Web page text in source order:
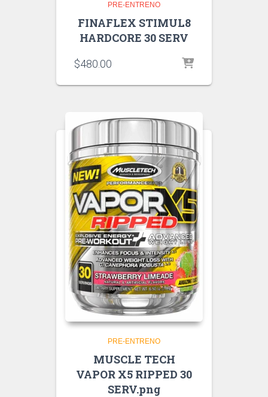
PRE-ENTRENO
FINAFLEX STIMUL8
HARDCORE 30 SERV
$480.00
PRE-ENTRENO
MUSCLE TECH
VAPOR X5 RIPPED 30
SERV.png